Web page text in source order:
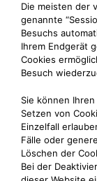
Die meisten der
genannte
Besuchs
Ihrem Endgerät
Cookies
Besuch
Sie können
Setzen von
Einzelfall
Fälle oder
Löschen der
Bei der